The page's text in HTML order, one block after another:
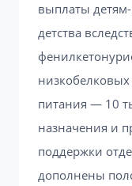
выплаты
детства
питания — 10
назначения и
поддержки
дополнены